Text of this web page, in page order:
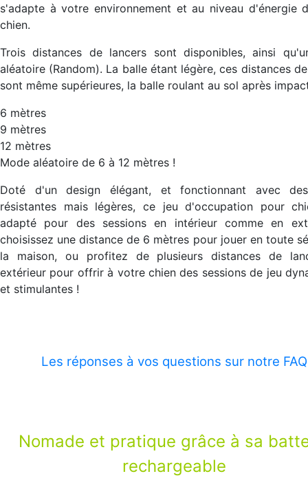
s'adapte à votre environnement et au niveau d'énergie
chien.
Trois distances de lancers sont disponibles, ainsi
aléatoire (Random). La balle étant légère, ces distances
sont même supérieures, la balle roulant au sol après
6 mètres
9 mètres
12 mètres
Mode aléatoire de 6 à 12 mètres !
Doté d'un design élégant, et fonctionnant avec
résistantes mais légères, ce jeu d'occupation pour
adapté pour des sessions en intérieur comme en
choisissez une distance de 6 mètres pour jouer en toute
la maison, ou profitez de plusieurs distances de
extérieur pour offrir à votre chien des sessions de jeu
et stimulantes !
Les réponses à vos questions sur notre FAQ
Nomade et pratique grâce à sa
rechargeable